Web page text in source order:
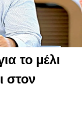
το μέλι
στον